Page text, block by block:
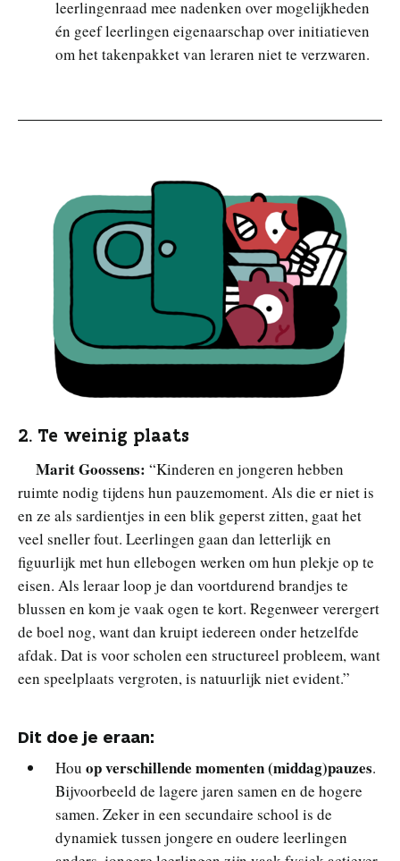
leerlingenraad mee nadenken over mogelijkheden
én geef leerlingen eigenaarschap over initiatieven
om het takenpakket van leraren niet te verzwaren.
2. Te weinig plaats
Marit Goossens: “Kinderen en jongeren hebben
ruimte nodig tijdens hun pauzemoment. Als die er niet is
en ze als sardientjes in een blik geperst zitten, gaat het
veel sneller fout. Leerlingen gaan dan letterlijk en
figuurlijk met hun ellebogen werken om hun plekje op te
eisen. Als leraar loop je dan voortdurend brandjes te
blussen en kom je vaak ogen te kort. Regenweer verergert
de boel nog, want dan kruipt iedereen onder hetzelfde
afdak. Dat is voor scholen een structureel probleem, want
een speelplaats vergroten, is natuurlijk niet evident.”
Dit doe je eraan:
Hou op verschillende momenten (middag)pauzes.
Bijvoorbeeld de lagere jaren samen en de hogere
samen. Zeker in een secundaire school is de
dynamiek tussen jongere en oudere leerlingen